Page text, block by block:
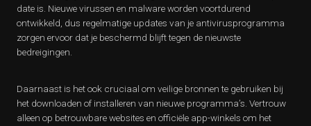
date is. Nieuwe virussen en malware worden voortdurend
ontwikkeld, dus regelmatige updates van je antivirusprogramma
zorgen ervoor dat je beschermd blijft tegen de nieuwste
bedreigingen.
Daarnaast is het ook cruciaal om veilige bronnen te gebruiken bij
het downloaden of installeren van nieuwe programma’s. Vertrouw
alleen op betrouwbare websites en officiële app-winkels om het